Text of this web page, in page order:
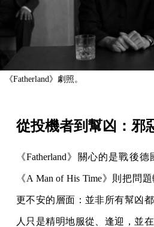
《Fatherland》劇照。
從投機者到幫凶：邪
《Fatherland》關心的是戰後
《A Man of His Time》則把問
更不安的層面：並非所有幫凶
人只是精明地服從、逢迎，並